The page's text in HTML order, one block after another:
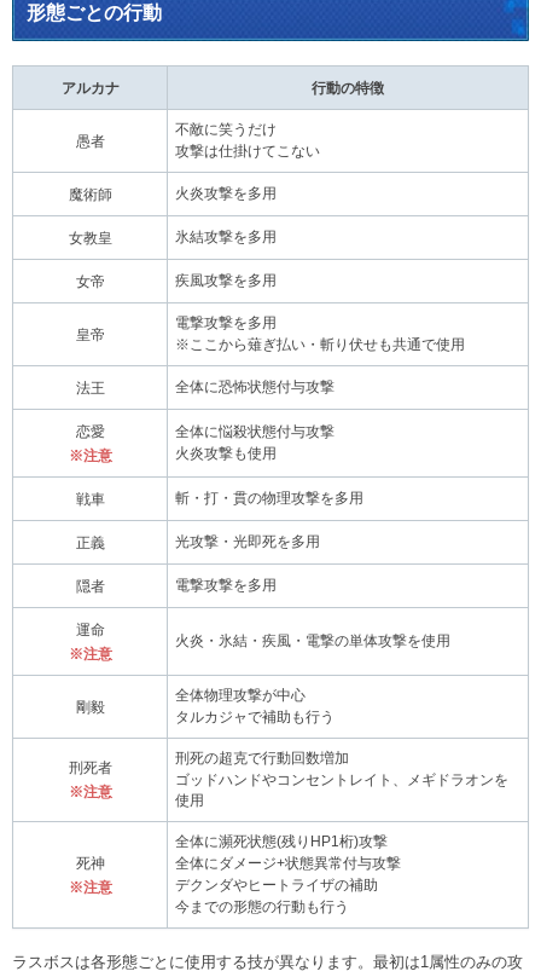
形態ごとの行動
アルカナ 行動の特徴
愚者
不敵に笑うだけ
攻撃は仕掛けてこない
魔術師 火炎攻撃を多用
女教皇 氷結攻撃を多用
女帝 疾風攻撃を多用
皇帝
電撃攻撃を多用
※ここから薙ぎ払い・斬り伏せも共通で使用
法王 全体に恐怖状態付与攻撃
恋愛
※注意
全体に悩殺状態付与攻撃
火炎攻撃も使用
戦車 斬・打・貫の物理攻撃を多用
正義 光攻撃・光即死を多用
隠者 電撃攻撃を多用
運命
※注意
火炎・氷結・疾風・電撃の単体攻撃を使用
剛毅
全体物理攻撃が中心
タルカジャで補助も行う
刑死者
※注意
刑死の超克で行動回数増加
ゴッドハンドやコンセントレイト、メギドラオンを
使用
死神
※注意
全体に瀕死状態(残りHP1桁)攻撃
全体にダメージ+状態異常付与攻撃
デクンダやヒートライザの補助
今までの形態の行動も行う
ラスボスは各形態ごとに使用する技が異なります。最初は1属性のみの攻